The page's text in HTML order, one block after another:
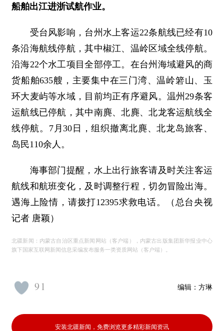
船舶出江进浙试航作业。
受台风影响，台州水上客运22条航线已经有10
条沿海航线停航，其中椒江、温岭区域全线停航。
沿海22个水工项目全部停工。在台州海域避风的商
货船舶635艘，主要集中在三门湾、温岭箬山、玉
环大麦屿等水域，目前均正有序避风。温州29条客
运航线已停航，其中南麂、北麂、北龙客运航线全
线停航。7月30日，组织撤离北麂、北龙岛旅客、
岛民110余人。
海事部门提醒，水上出行旅客请及时关注客运
航线和航班变化，及时调整行程，切勿冒险出海。
遇海上险情，请拨打12395求救电话。（总台央视
记者 唐颖）
北疆新闻：内蒙古自治区重点新闻网站（客户端），内蒙古出版集团新华报业中心
旗下国家互联网新闻信息采编发布服务一类资质网站（客户端）。
编辑： 方琳
91
安装北疆新闻，免费浏览更多精彩新闻资讯